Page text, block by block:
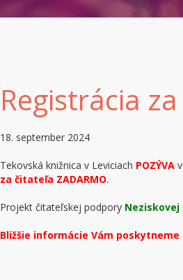
Registrácia
18. september 2024
Tekovská knižnica v Leviciach POZÝVA
za čitateľa ZADARMO.
Projekt čitateľskej podpory Neziskovej
Bližšie informácie Vám poskytneme